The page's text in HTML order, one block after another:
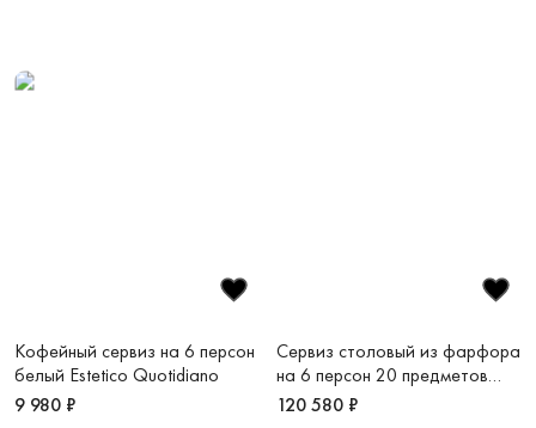
Кофейный сервиз на 6 персон
белый Estetico Quotidiano
9 980 ₽
Сервиз столовый из фарфора
на 6 персон 20 предметов
Сафари
120 580 ₽